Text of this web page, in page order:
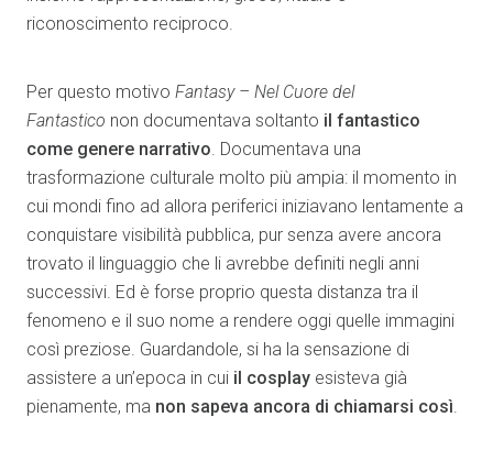
riconoscimento reciproco.
Per questo motivo Fantasy – Nel Cuore del
Fantastico non documentava soltanto il fantastico
come genere narrativo. Documentava una
trasformazione culturale molto più ampia: il momento in
cui mondi fino ad allora periferici iniziavano lentamente a
conquistare visibilità pubblica, pur senza avere ancora
trovato il linguaggio che li avrebbe definiti negli anni
successivi. Ed è forse proprio questa distanza tra il
fenomeno e il suo nome a rendere oggi quelle immagini
così preziose. Guardandole, si ha la sensazione di
assistere a un’epoca in cui il cosplay esisteva già
pienamente, ma non sapeva ancora di chiamarsi così.